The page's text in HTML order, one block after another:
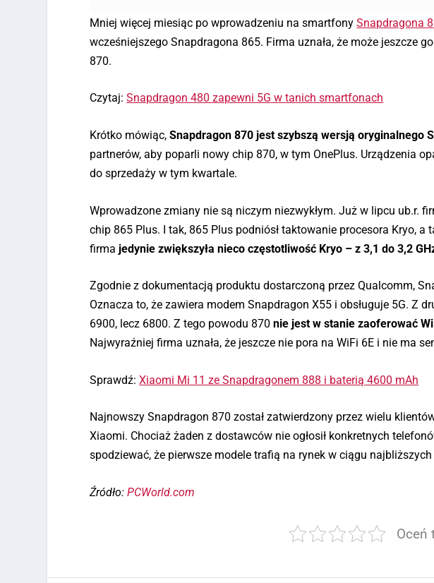
Mniej więcej miesiąc po wprowadzeniu na smartfonySnapdragona
wcześniejszego Snapdragona 865. Firma uznała, że może jeszcze
870.
Czytaj:Snapdragon 480 zapewni 5G w tanich smartfonach
Krótko mówiąc,Snapdragon 870 jest szybszą wersją oryginalnego
partnerów, aby poparli nowy chip 870, w tym OnePlus. Urządzenia
do sprzedaży w tym kwartale.
Wprowadzone zmiany nie są niczym niezwykłym. Już w lipcu ub.r.
chip 865 Plus. I tak, 865 Plus podniósł taktowanie procesora Kryo, a
firma jedynie zwiększyła nieco częstotliwość Kryo – z 3,1 do 3,2
Zgodnie z dokumentacją produktu dostarczoną przez Qualcomm,
Oznacza to, że zawiera modem Snapdragon X55 i obsługuje 5G. Z
6900, lecz 6800. Z tego powodu 870nie jest w stanie zaoferować
Najwyraźniej firma uznała, że jeszcze nie pora na WiFi 6E i nie ma
Sprawdź:Xiaomi Mi 11 ze Snapdragonem 888 i baterią 4600 mAh
Najnowszy Snapdragon 870 został zatwierdzony przez wielu
Xiaomi. Chociaż żaden z dostawców nie ogłosił konkretnych
spodziewać, że pierwsze modele trafią na rynek w ciągu najbliższych
Źródło:PCWorld.com
Oceń